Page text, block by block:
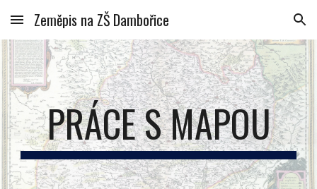
Skip to main content Skip to navigation
Zeměpis na ZŠ Dambořice
PRÁCE S MAPOU